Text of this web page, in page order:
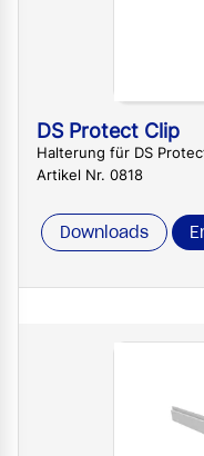
DS Protect Clip
Halterung für DS
Artikel Nr. 0818
Downloads